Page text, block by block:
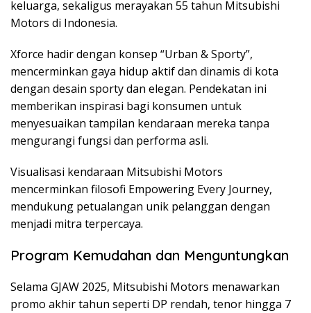
keluarga, sekaligus merayakan 55 tahun Mitsubishi
Motors di Indonesia.
Xforce hadir dengan konsep “Urban & Sporty”,
mencerminkan gaya hidup aktif dan dinamis di kota
dengan desain sporty dan elegan. Pendekatan ini
memberikan inspirasi bagi konsumen untuk
menyesuaikan tampilan kendaraan mereka tanpa
mengurangi fungsi dan performa asli.
Visualisasi kendaraan Mitsubishi Motors
mencerminkan filosofi Empowering Every Journey,
mendukung petualangan unik pelanggan dengan
menjadi mitra terpercaya.
Program Kemudahan dan Menguntungkan
Selama GJAW 2025, Mitsubishi Motors menawarkan
promo akhir tahun seperti DP rendah, tenor hingga 7